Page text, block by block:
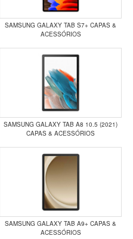
SAMSUNG GALAXY TAB S7+ CAPAS &
ACESSÓRIOS
SAMSUNG GALAXY TAB A8 10.5 (2021)
CAPAS & ACESSÓRIOS
SAMSUNG GALAXY TAB A9+ CAPAS &
ACESSÓRIOS